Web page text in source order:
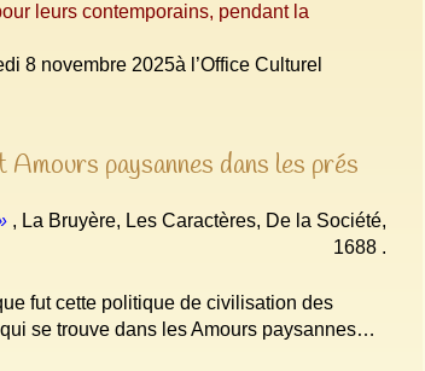
leurs contemporains, pendant la
8 novembre 2025à l’Office Culturel
paysannes dans les prés
, La Bruyère, Les Caractères, De la Société,
1688 .
fut cette politique de civilisation des
se trouve dans les Amours paysannes…